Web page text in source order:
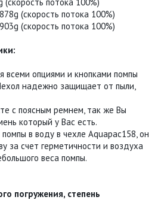
(скорость потока 100%)
(скорость потока 100%)
всеми опциями и кнопками помпы
надежно защищает от пыли,
с поясным ремнем, так же Вы
который у Вас есть.
в воду в чехле Aquapac158, он
за счет герметичности и воздуха
веса помпы.
погружения, степень